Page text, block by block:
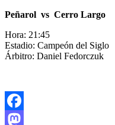
Peñarol vs Cerro Largo
Hora: 21:45
Estadio: Campeón del Siglo
Árbitro: Daniel Fedorczuk
Facebook